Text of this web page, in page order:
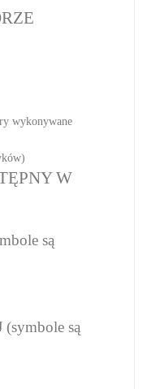
wykonywane
W
są
są